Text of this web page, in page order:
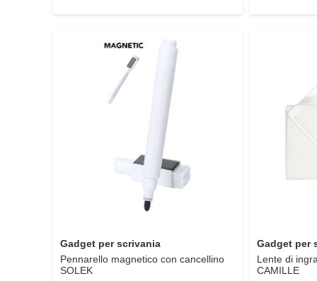
Gadget per scrivania
Pennarello magnetico con cancellino
SOLEK
Gadget per
Lente di
CAMILLE